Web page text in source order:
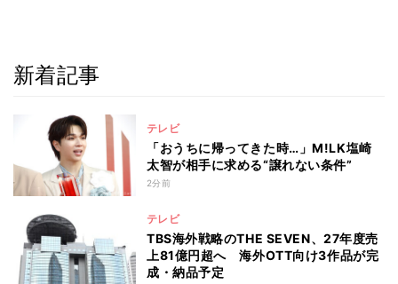
新着記事
テレビ
「おうちに帰ってきた時…」M!LK塩崎
太智が相手に求める“譲れない条件”
2分前
テレビ
TBS海外戦略のTHE SEVEN、27年度売
上81億円超へ 海外OTT向け3作品が完
成・納品予定